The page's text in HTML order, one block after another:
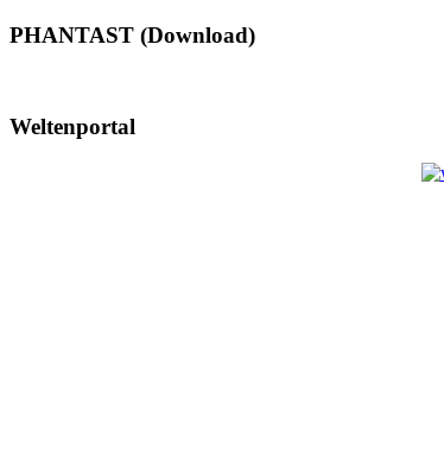
PHANTAST (Download)
Weltenportal